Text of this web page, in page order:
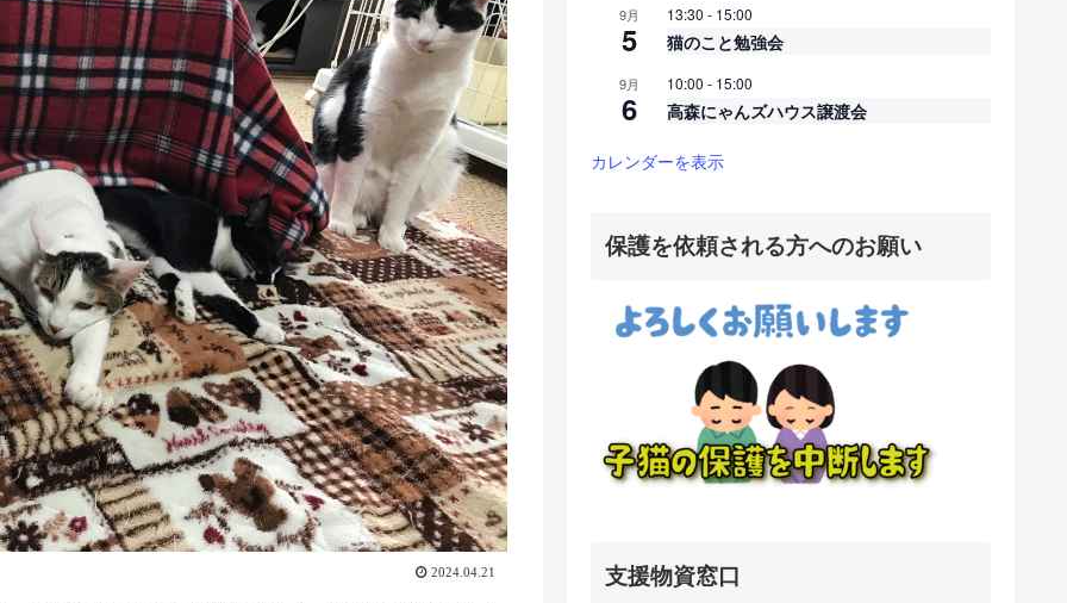
2024.04.21
9月
5
13:30 - 15:00
猫のこと勉強会
9月
6
10:00 - 15:00
高森にゃんズハウス譲渡会
カレンダーを表示
保護を依頼される方へのお願い
支援物資窓口